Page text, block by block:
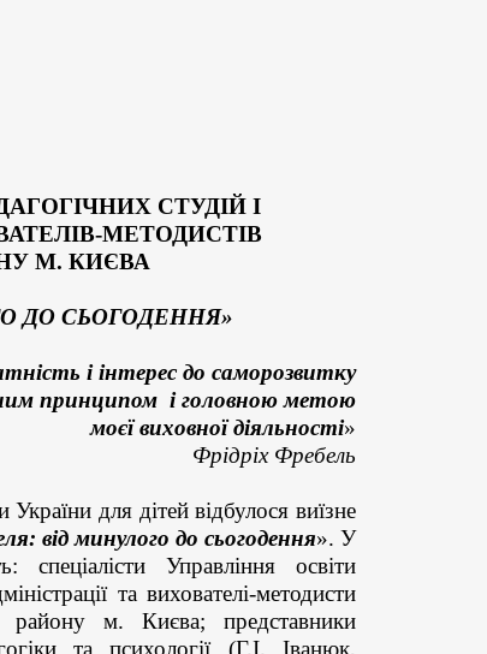
СТУДІЙ І
МЕТОДИСТІВ
М. КИЄВА
ДО СЬОГОДЕННЯ»
і інтерес до саморозвитку
принципом і головною метою
моєї виховної діяльності»
Фрідріх Фребель
України для дітей відбулося виїзне
від минулого до сьогодення». У
спеціалістиУправління освіти
та вихователі-методисти
району м. Києва; представники
та психології (Г.І. Іванюк,